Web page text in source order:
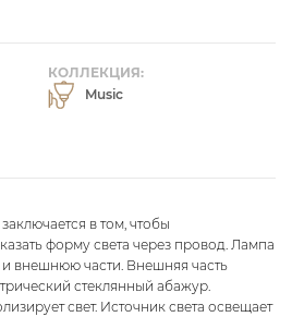
КОЛЛЕКЦИЯ:
Music
в том, чтобы
форму света через провод. Лампа
внешнюю части. Внешняя часть
стеклянный абажур.
свет. Источник света освещает